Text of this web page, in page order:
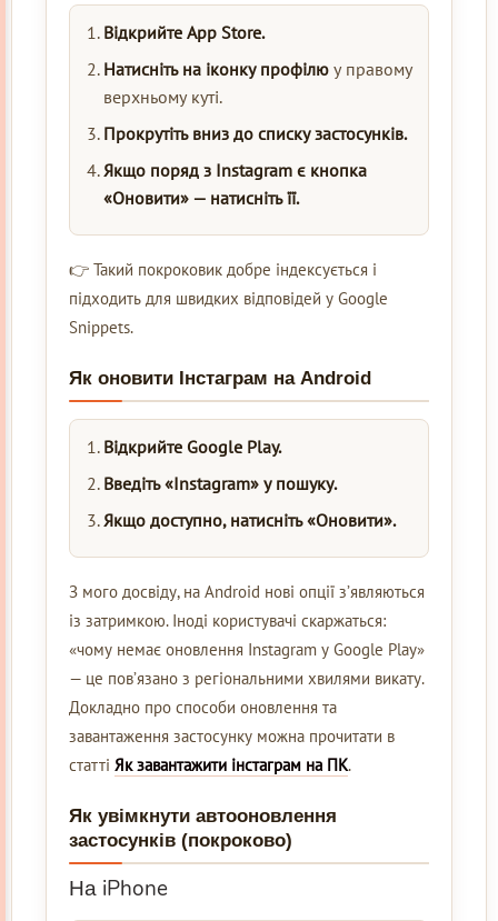
Відкрийте App Store.
Натисніть на іконку профілю у правому
верхньому куті.
Прокрутіть вниз до списку застосунків.
Якщо поряд з Instagram є кнопка
«Оновити» — натисніть її.
👉 Такий покроковик добре індексується і
підходить для швидких відповідей у Google
Snippets.
Як оновити Інстаграм на Android
Відкрийте Google Play.
Введіть «Instagram» у пошуку.
Якщо доступно, натисніть «Оновити».
З мого досвіду, на Android нові опції з’являються
із затримкою. Іноді користувачі скаржаться:
«чому немає оновлення Instagram у Google Play»
— це пов’язано з регіональними хвилями викату.
Докладно про способи оновлення та
завантаження застосунку можна прочитати в
статті Як завантажити інстаграм на ПК.
Як увімкнути автооновлення
застосунків (покроково)
На iPhone